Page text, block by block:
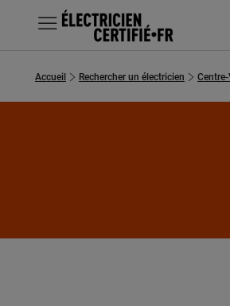
MENU
Chercher un électricien
Accueil Rechercher un électricien